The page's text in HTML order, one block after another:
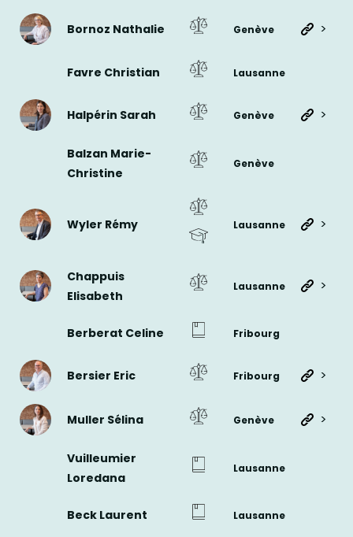
Bornoz Nathalie Genève >
Favre Christian Lausanne
Halpérin Sarah Genève >
Balzan Marie-
Christine
Genève
Wyler Rémy Lausanne >
Chappuis
Elisabeth
Lausanne >
Berberat Celine Fribourg
Bersier Eric Fribourg >
Muller Sélina Genève >
Vuilleumier
Loredana
Lausanne
Beck Laurent Lausanne